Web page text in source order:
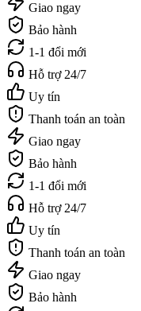
Giao ngay
Bảo hành
1-1 đổi mới
Hỗ trợ 24/7
Uy tín
Thanh toán an toàn
Giao ngay
Bảo hành
1-1 đổi mới
Hỗ trợ 24/7
Uy tín
Thanh toán an toàn
Giao ngay
Bảo hành